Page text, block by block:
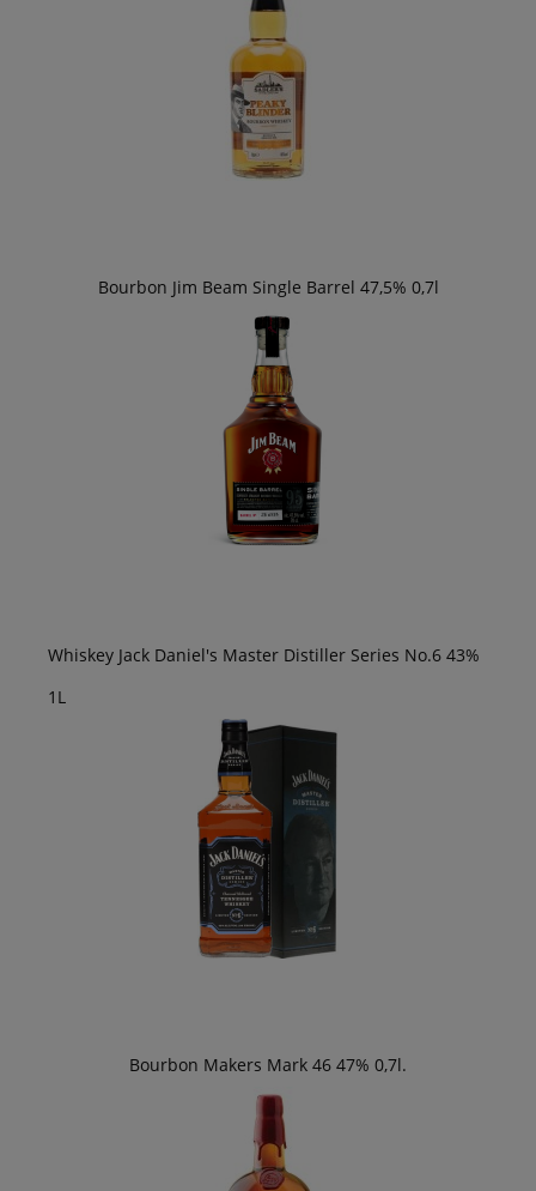
Bourbon Jim Beam Single Barrel 47,5% 0,7l
Whiskey Jack Daniel's Master Distiller Series No.6 43%
1L
Bourbon Makers Mark 46 47% 0,7l.